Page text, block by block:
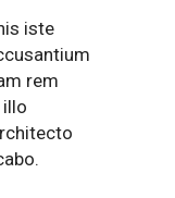
iste
rem
illo